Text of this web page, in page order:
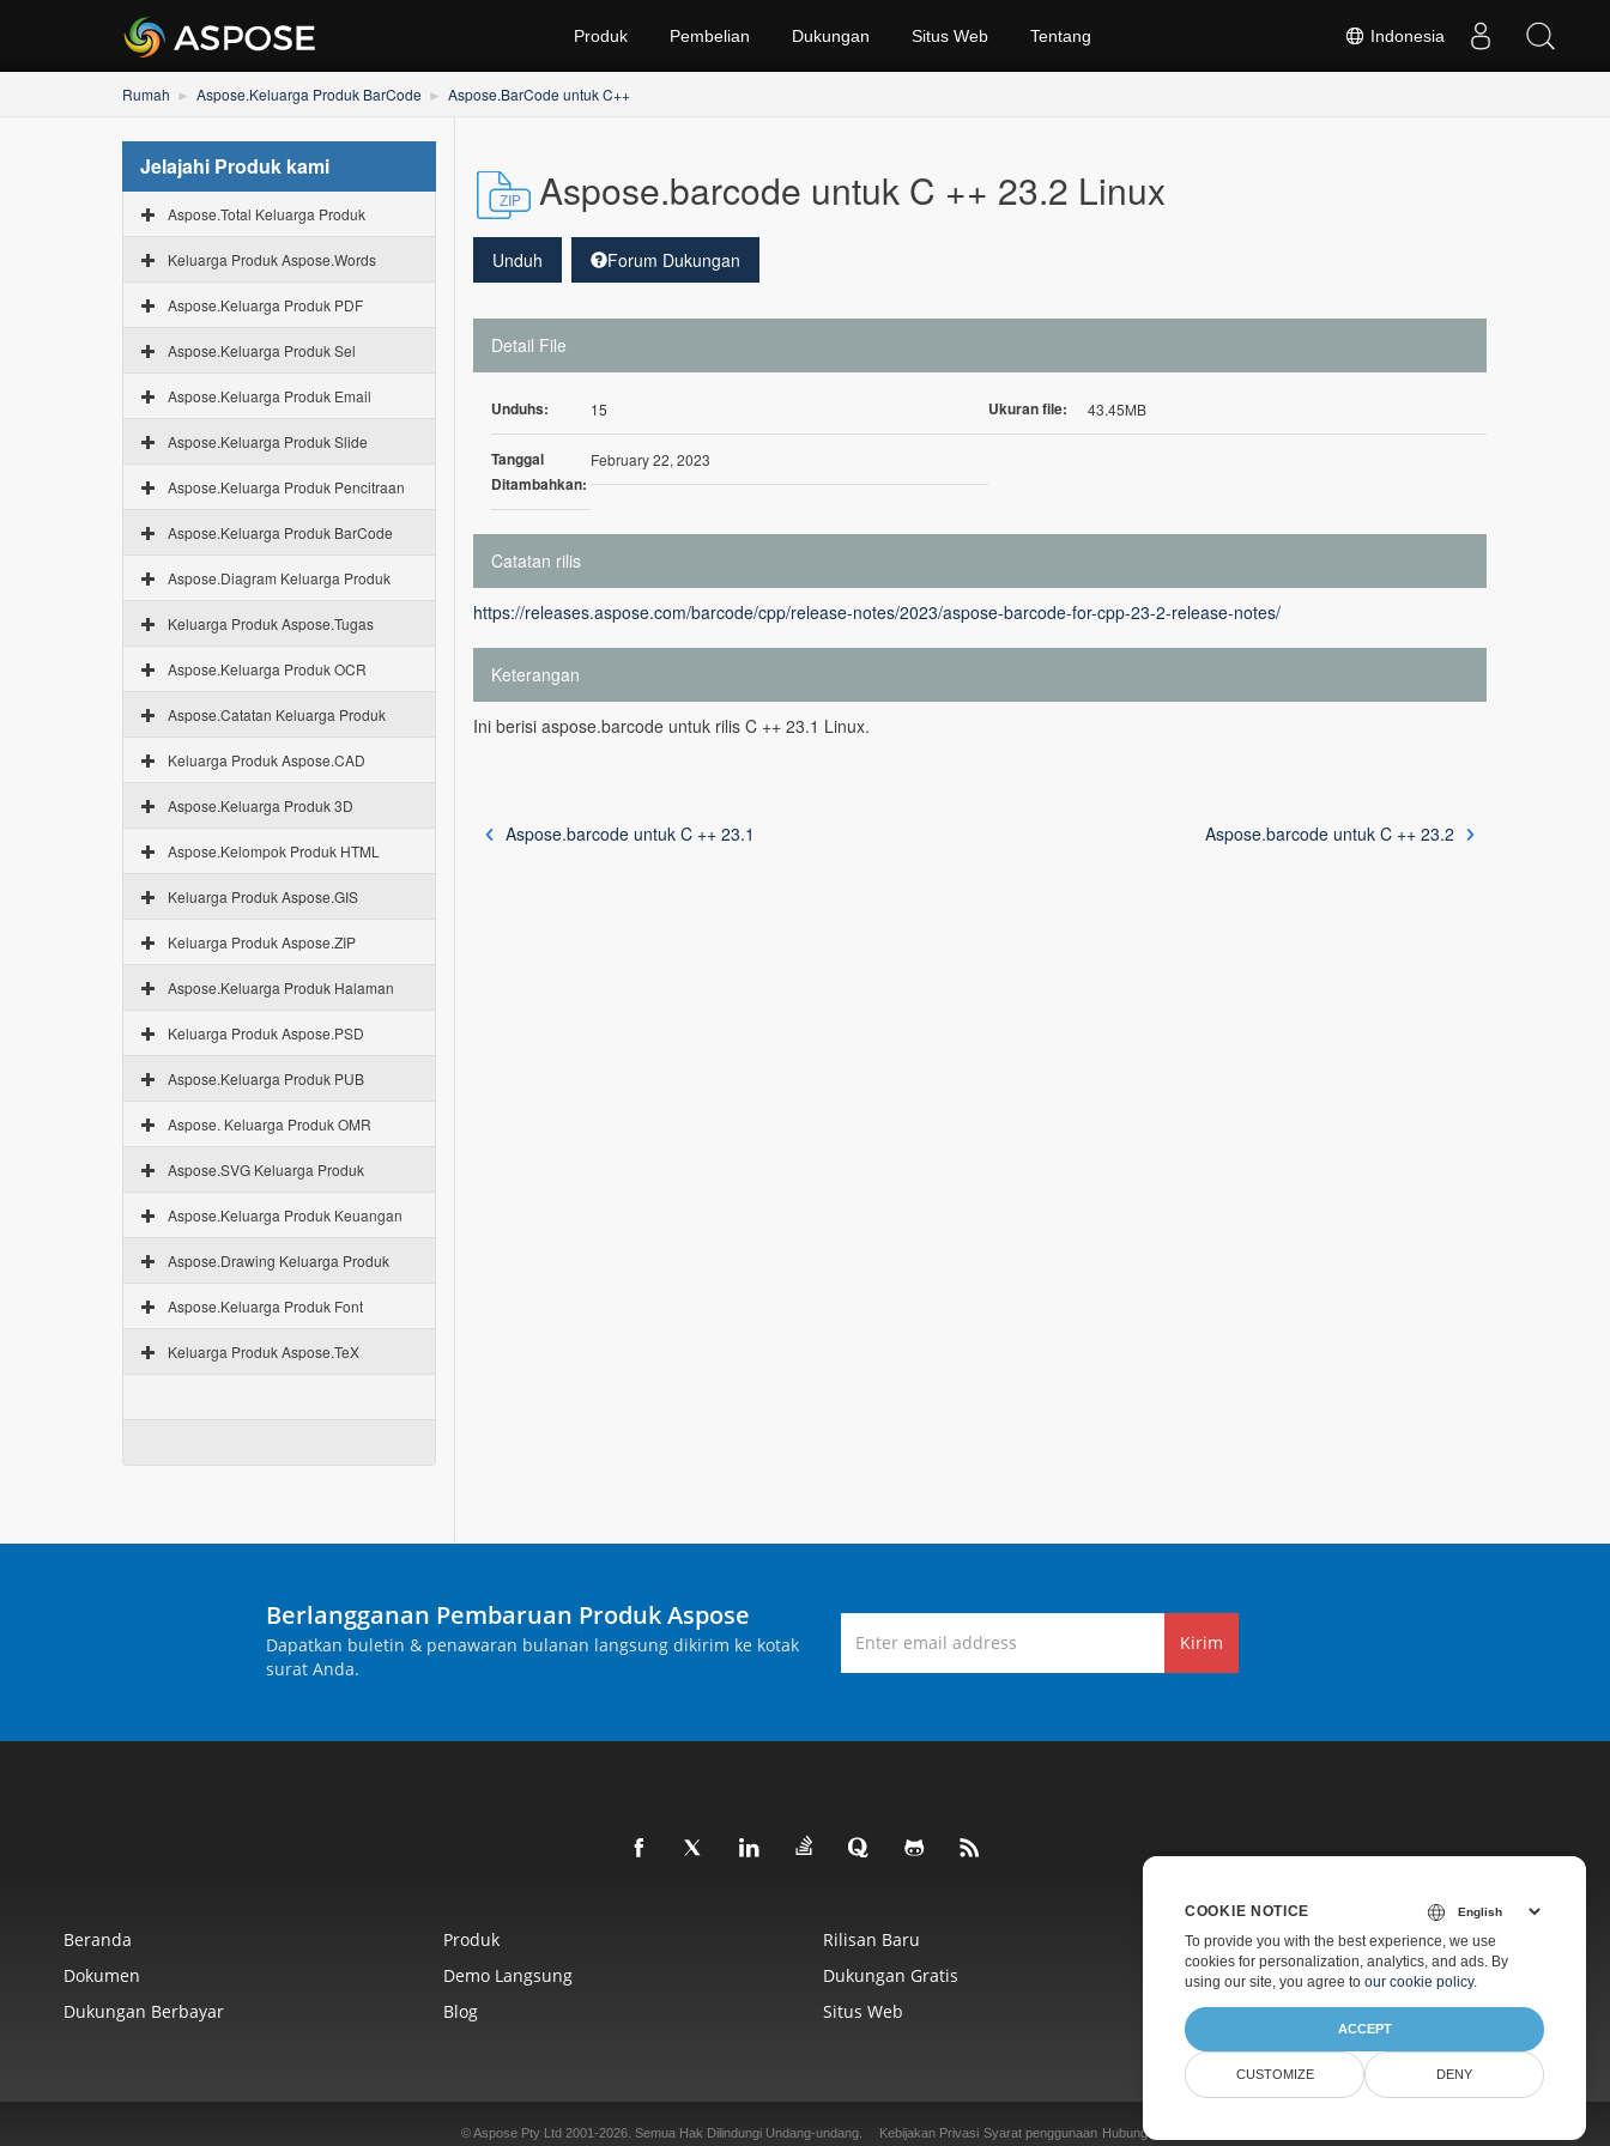
Indonesia
Produk Pembelian Dukungan Situs Web Tentang
Rumah Aspose.Keluarga Produk BarCode Aspose.BarCode untuk C++
Jelajahi Produk kami
Aspose.Total Keluarga Produk
Keluarga Produk Aspose.Words
Aspose.Keluarga Produk PDF
Aspose.Keluarga Produk Sel
Aspose.Keluarga Produk Email
Aspose.Keluarga Produk Slide
Aspose.Keluarga Produk Pencitraan
Aspose.Keluarga Produk BarCode
Aspose.Diagram Keluarga Produk
Keluarga Produk Aspose.Tugas
Aspose.Keluarga Produk OCR
Aspose.Catatan Keluarga Produk
Keluarga Produk Aspose.CAD
Aspose.Keluarga Produk 3D
Aspose.Kelompok Produk HTML
Keluarga Produk Aspose.GIS
Keluarga Produk Aspose.ZIP
Aspose.Keluarga Produk Halaman
Keluarga Produk Aspose.PSD
Aspose.Keluarga Produk PUB
Aspose. Keluarga Produk OMR
Aspose.SVG Keluarga Produk
Aspose.Keluarga Produk Keuangan
Aspose.Drawing Keluarga Produk
Aspose.Keluarga Produk Font
Keluarga Produk Aspose.TeX
Aspose.barcode untuk C ++ 23.2 Linux
Unduh Forum Dukungan
Detail File
Unduhs: 15 Ukuran file: 43.45MB
Tanggal
Ditambahkan:
February 22, 2023
Catatan rilis
https://releases.aspose.com/barcode/cpp/release-notes/2023/aspose-barcode-for-cpp-23-2-release-notes/
Keterangan
Ini berisi aspose.barcode untuk rilis C ++ 23.1 Linux.
Aspose.barcode untuk C ++ 23.1 Aspose.barcode untuk C ++ 23.2
Berlangganan Pembaruan Produk Aspose
Dapatkan buletin & penawaran bulanan langsung dikirim ke kotak
surat Anda.
Kirim
Beranda Produk Rilisan Baru
Harga
Dokumen
Demo Langsung Dukungan Gratis
Konsultasi Gratis
Dukungan Berbayar
Blog Situs Web Tentang
© Aspose Pty Ltd 2001-2026. Semua Hak Dilindungi Undang-undang. Kebijakan Privasi Syarat penggunaan Hubungi
COOKIE NOTICE
To provide you with the best experience, we use
cookies for personalization, analytics, and ads. By
using our site, you agree to our cookie policy.
ACCEPT
CUSTOMIZE DENY